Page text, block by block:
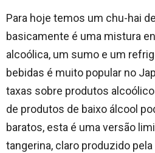
Para hoje temos um chu-hai de
basicamente é uma mistura
alcoólica, um sumo e um
bebidas é muito popular no
taxas sobre produtos
de produtos de baixo álcool
baratos, esta é uma versão
tangerina, claro produzido pela